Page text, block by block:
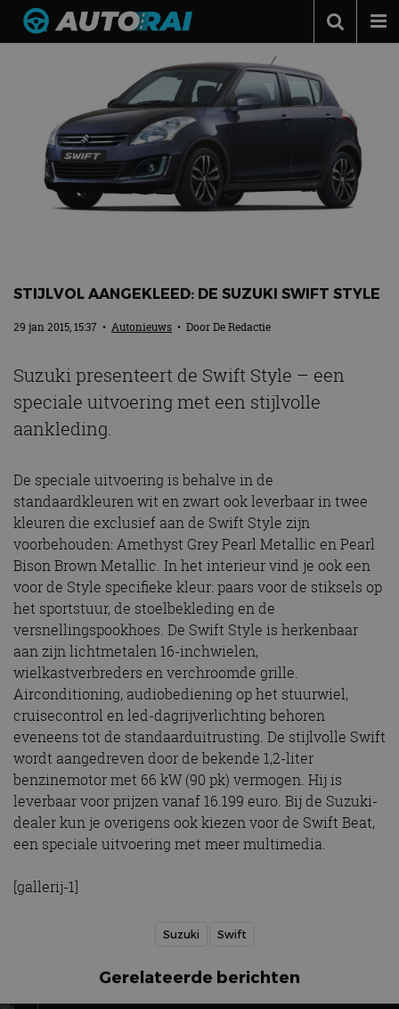
Autotests
Automerken
Adverteren
STIJLVOL AANGEKLEED: DE SUZUKI SWIFT STYLE
29 jan 2015, 15:37 • Autonieuws • DoorDe Redactie
Suzuki presenteert de Swift Style – een
speciale uitvoering met een stijlvolle
aankleding.
De speciale uitvoering is behalve in de
standaardkleuren wit en zwart ook leverbaar in twee
kleuren die exclusief aan de Swift Style zijn
voorbehouden: Amethyst Grey Pearl Metallic en Pearl
Bison Brown Metallic. In het interieur vind je ook een
voor de Style specifieke kleur: paars voor de stiksels op
het sportstuur, de stoelbekleding en de
versnellingspookhoes. De Swift Style is herkenbaar
aan zijn lichtmetalen 16-inchwielen,
wielkastverbreders en verchroomde grille.
Airconditioning, audiobediening op het stuurwiel,
cruisecontrol en led-dagrijverlichting behoren
eveneens tot de standaarduitrusting. De stijlvolle Swift
wordt aangedreven door de bekende 1,2-liter
benzinemotor met 66 kW (90 pk) vermogen. Hij is
leverbaar voor prijzen vanaf 16.199 euro. Bij de Suzuki-
dealer kun je overigens ook kiezen voor de Swift Beat,
een speciale uitvoering met meer multimedia.
[gallerij-1]
Suzuki Swift
Gerelateerde berichten